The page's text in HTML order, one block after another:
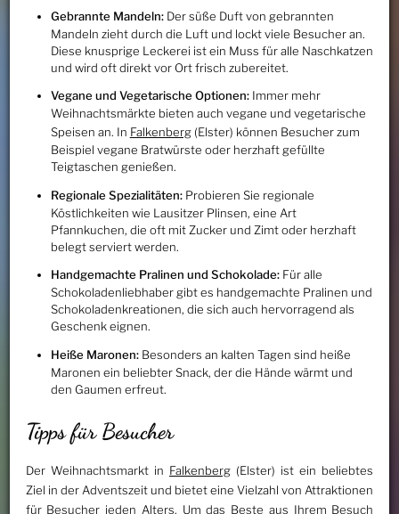
Gebrannte Mandeln:Der süße Duft von gebrannten
Mandeln zieht durch die Luft und lockt viele Besucher an.
Diese knusprige Leckerei ist ein Muss für alle Naschkatzen
und wird oft direkt vor Ort frisch zubereitet.
Vegane und Vegetarische Optionen:Immer mehr
Weihnachtsmärkte bieten auch vegane und vegetarische
Speisen an. In Falkenberg(Elster) können Besucher zum
Beispiel vegane Bratwürste oder herzhaft gefüllte
Teigtaschen genießen.
Regionale Spezialitäten:Probieren Sie regionale
Köstlichkeiten wie Lausitzer Plinsen, eine Art
Pfannkuchen, die oft mit Zucker und Zimt oder herzhaft
belegt serviert werden.
Handgemachte Pralinen und Schokolade:Für alle
Schokoladenliebhaber gibt es handgemachte Pralinen und
Schokoladenkreationen, die sich auch hervorragend als
Geschenk eignen.
Heiße Maronen:Besonders an kalten Tagen sind heiße
Maronen ein beliebter Snack, der die Hände wärmt und
den Gaumen erfreut.
Tipps für Besucher
Der Weihnachtsmarkt in Falkenberg(Elster) ist ein beliebtes
Ziel in der Adventszeit und bietet eine Vielzahl von Attraktionen
für Besucher jeden Alters. Um das Beste aus Ihrem Besuch